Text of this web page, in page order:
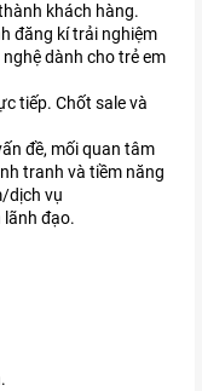
khách hàng.
đăng kí trải nghiệm
dành cho trẻ em
tiếp. Chốt sale và
đề, mối quan tâm
tranh và tiềm năng
dịch vụ
lãnh đạo.